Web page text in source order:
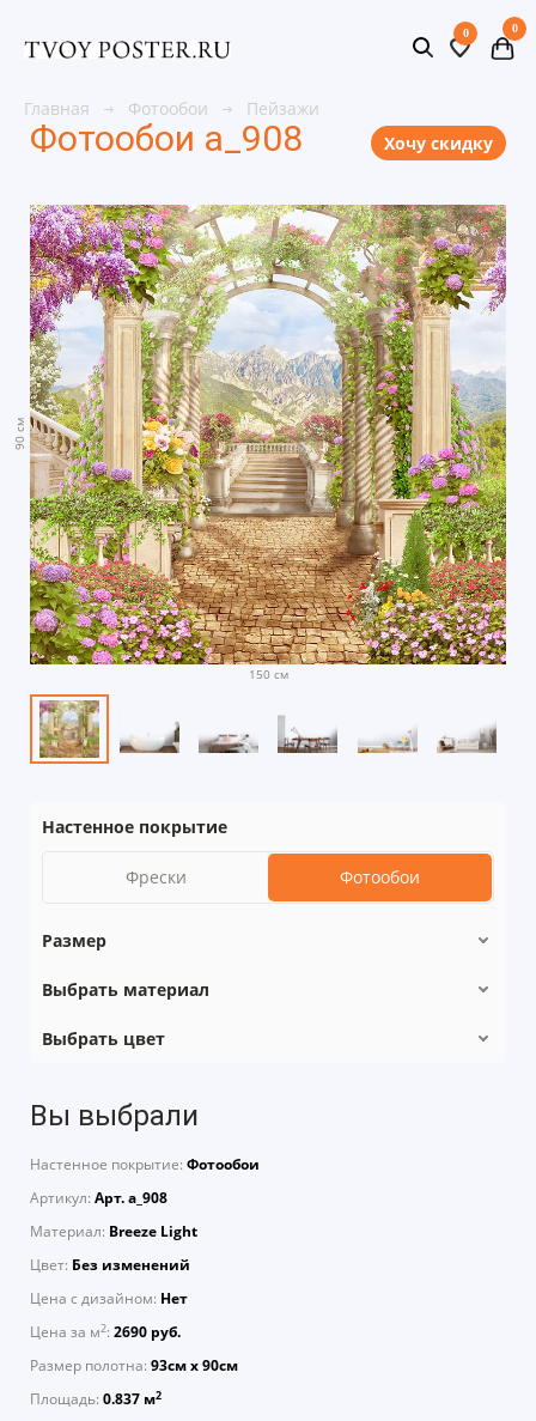
0 0
Главная Фотообои Пейзажи
Фотообои a_908 Хочу скидку
Настенное покрытие
Фрески Фотообои
Размер
Выбрать материал
Выбрать цвет
90 см
150 см
Вы выбрали
Настенное покрытие: Фотообои
Артикул: Арт. a_908
Материал: Breeze Light
Цвет: Без изменений
Цена с дизайном: Нет
Цена за м2: 2690 руб.
Размер полотна: 93см х 90см
Площадь: 0.837 м2